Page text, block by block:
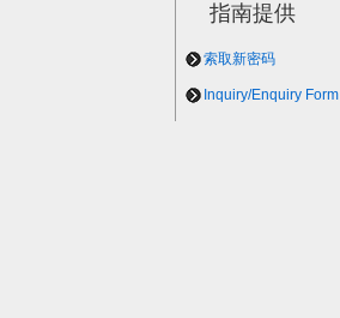
指南提供
索取新密码
Inquiry/Enquiry Form